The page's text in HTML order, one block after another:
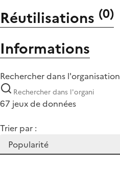
Réutilisations (0)
Informations
Rechercher dans l'organisation
67 jeux de données
Trier par :